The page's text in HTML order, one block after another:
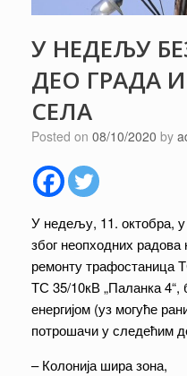
У НЕДЕЉУ
ДЕО ГРАДА
СЕЛА
Posted on 08/10/2020 by
У недељу, 11. октобра,
због неопходних
ремонту трафостаница
ТС 35/10кВ „Паланка 4“,
енергијом (уз могуће
потрошачи у следећим
– Колонија шира зона,